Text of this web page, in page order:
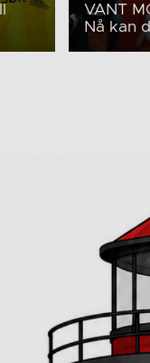
VANT
Nå kan